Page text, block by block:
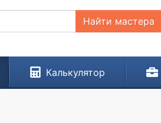
Найти мастера
Калькулятор